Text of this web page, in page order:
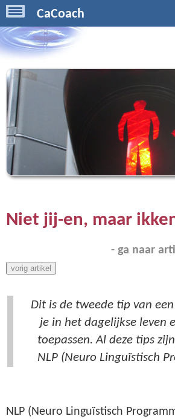
CaCoach
Niet jij-en, maar
- ga naar
vorig artikel
Dit is de tweede tip van
je in het dagelijkse leven
toepassen. Al deze tips
NLP (Neuro Linguïstisch
NLP (Neuro Linguïstisch